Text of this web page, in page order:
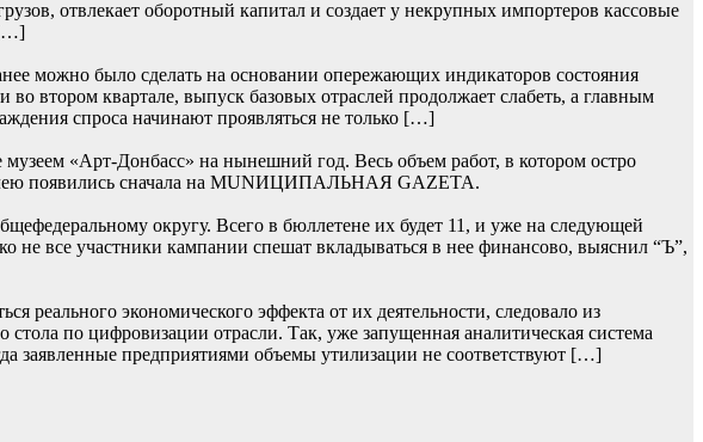
отвлекает оборотный капитал и создает у некрупных импортеров кассовые
[…]
можно было сделать на основании опережающих индикаторов состояния
втором квартале, выпуск базовых отраслей продолжает слабеть, а главным
спроса начинают проявляться не только […]
«Арт-Донбасс» на нынешний год. Весь объем работ, в котором остро
появились сначала на MUNИЦИПАЛЬНАЯ GAZЕТА.
округу. Всего в бюллетене их будет 11, и уже на следующей
не все участники кампании спешат вкладываться в нее финансово, выяснил “Ъ”,
реального экономического эффекта от их деятельности, следовало из
по цифровизации отрасли. Так, уже запущенная аналитическая система
заявленные предприятиями объемы утилизации не соответствуют […]